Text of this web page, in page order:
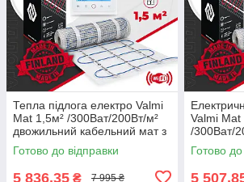
Тепла підлога електро Valmi
Mat 1,5м² /300Ват/200Вт/м²
двожильний кабельний мат з
терморегулятором TWE02
Wi-Fi
Готово до відправки
5 836,35 ₴ 7 995 ₴
Valmi Mat
/300Ват/
Готово до
5